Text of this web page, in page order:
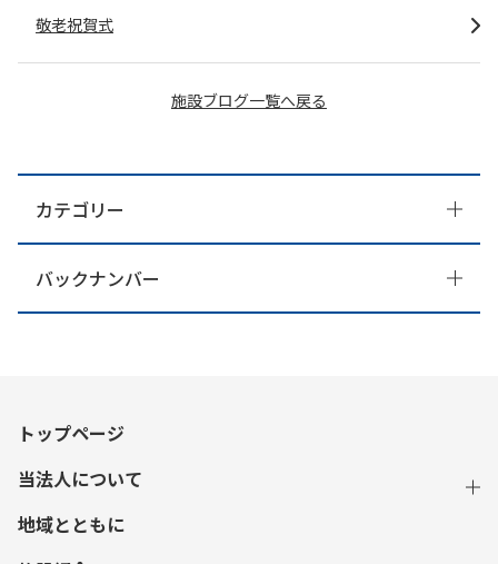
施設ブログ一覧へ戻る
敬老祝賀式
カテゴリー
バックナンバー
トップページ
当法人について
地域とともに